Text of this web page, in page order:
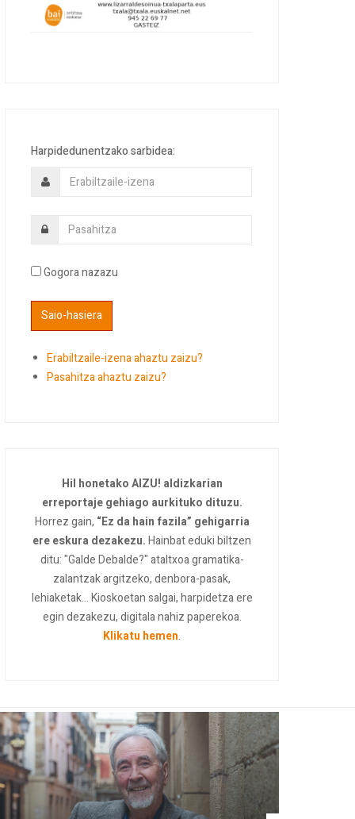
Harpidedunentzako sarbidea:
Gogora nazazu
Erabiltzaile-izena ahaztu zaizu?
Pasahitza ahaztu zaizu?
Hil honetako AIZU! aldizkarian
erreportaje gehiago aurkituko dituzu.
Horrez gain, “Ez da hain fazila” gehigarria
ere eskura dezakezu.Hainbat eduki biltzen
ditu: "Galde Debalde?" ataltxoa gramatika-
zalantzak argitzeko, denbora-pasak,
lehiaketak... Kioskoetan salgai, harpidetza ere
egin dezakezu, digitala nahiz paperekoa.
Klikatu hemen.